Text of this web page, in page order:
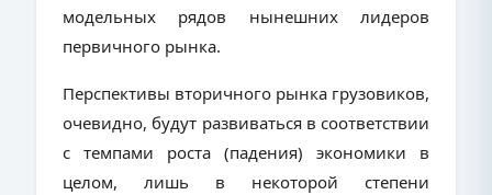
модельных рядов нынешних лидеров
первичного рынка.
Перспективы вторичного рынка грузовиков,
очевидно, будут развиваться в соответствии
с темпами роста (падения) экономики в
целом, лишь в некоторой степени